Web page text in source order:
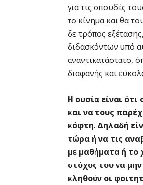
για τις σπουδές
το κίνημα και θα
δε τρόπος
διδασκόντων υπό
αναντικατάστατο,
διαφανής και
Η ουσία είναι
και να τους
κόφτη. Δηλαδή
τώρα ή να τις
με μαθήματα ή το
στόχος του να
κληθούν οι